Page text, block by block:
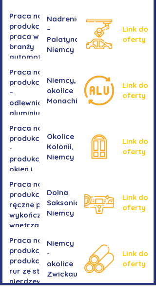
Praca na
produkcji -
praca w
branży
automotive
Nadrenia
–
Palatynat,
Niemcy
Link do
oferty
Praca na
produkcji
–
odlewnia
aluminium
Niemcy,
okolice
Monachium
Link do
oferty
Praca na
produkcji
-
produkcja
okien i
Okolice
Kolonii,
Niemcy
Link do
oferty
Praca na
produkcji -
ręczne prace
wykończeniowe
wnętrza aut
Dolna
Saksonia,
Niemcy
Link do
oferty
Praca na
produkcji-
produkcja
rur ze stali
nierdzewnej
Niemcy
-
okolice
Zwickau
Link do
oferty